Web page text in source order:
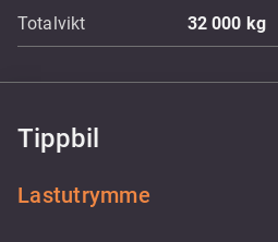
Totalvikt 32 000 kg
Tippbil
Lastutrymme